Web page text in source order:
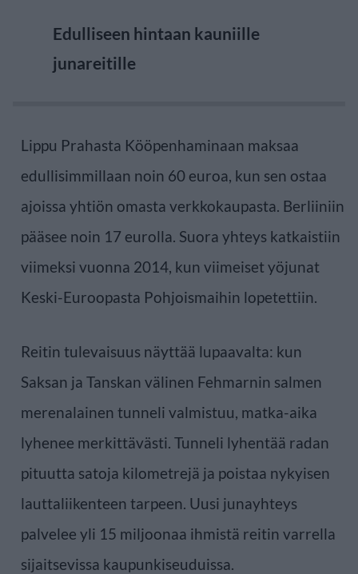
Edulliseen hintaan kauniille
junareitille
Lippu Prahasta Kööpenhaminaan maksaa
edullisimmillaan noin 60 euroa, kun sen ostaa
ajoissa yhtiön omasta verkkokaupasta. Berliiniin
pääsee noin 17 eurolla. Suora yhteys katkaistiin
viimeksi vuonna 2014, kun viimeiset yöjunat
Keski-Euroopasta Pohjoismaihin lopetettiin.
Reitin tulevaisuus näyttää lupaavalta: kun
Saksan ja Tanskan välinen Fehmarnin salmen
merenalainen tunneli valmistuu, matka-aika
lyhenee merkittävästi. Tunneli lyhentää radan
pituutta satoja kilometrejä ja poistaa nykyisen
lauttaliikenteen tarpeen. Uusi junayhteys
palvelee yli 15 miljoonaa ihmistä reitin varrella
sijaitsevissa kaupunkiseuduissa.